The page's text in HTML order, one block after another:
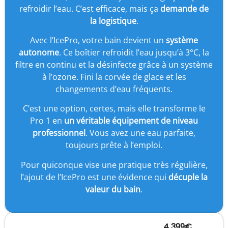
refroidir l’eau. C’est efficace, mais ça demande de
la logistique.
Avec l’IcePro, votre bain devient un système
autonome. Ce boîtier refroidit l’eau jusqu’à 3°C, la
filtre en continu et la désinfecte grâce à un système
à l’ozone. Fini la corvée de glace et les
changements d’eau fréquents.
C’est une option, certes, mais elle transforme le
Pro 1 en un véritable équipement de niveau
professionnel. Vous avez une eau parfaite,
toujours prête à l’emploi.
Pour quiconque vise une pratique très régulière,
l’ajout de l’IcePro est une évidence qui décuple la
valeur du bain.